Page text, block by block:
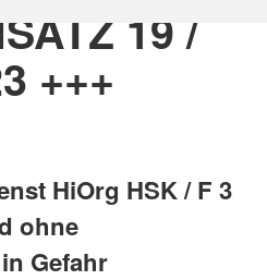
19 /
+++
HiOrg HSK / F 3
ohne
Gefahr